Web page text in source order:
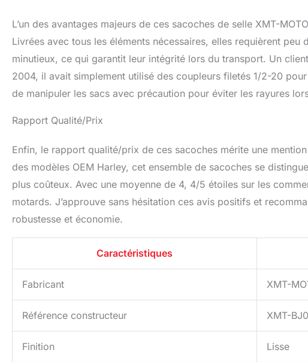
L’un des avantages majeurs de ces sacoches de selle XMT-
Livrées avec tous les éléments nécessaires, elles requièrent peu
minutieux, ce qui garantit leur intégrité lors du transport. Un
2004, il avait simplement utilisé des coupleurs filetés 1/2-20
de manipuler les sacs avec précaution pour éviter les rayures
Rapport Qualité/Prix
Enfin, le rapport qualité/prix de ces sacoches mérite une
des modèles OEM Harley, cet ensemble de sacoches se
plus coûteux. Avec une moyenne de 4, 4/5 étoiles sur les
motards. J’approuve sans hésitation ces avis positifs et
robustesse et économie.
Caractéristiques
Fabricant XMT-
Référence constructeur XMT-
Finition Lisse